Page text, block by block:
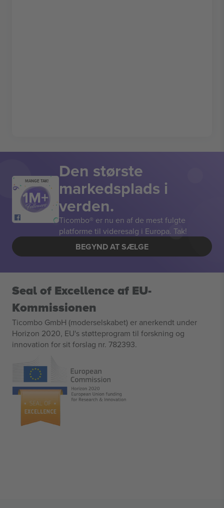
MANGE TAK! Den største
markedsplads i
verden.
Ticombo® er nu en af de mest fulgte
platforme til videresalg i Europa. Tak!
BEGYND AT SÆLGE
Seal of Excellence af EU-
Kommissionen
Ticombo GmbH (moderselskabet) er anerkendt under
Horizon 2020, EU's støtteprogram til forskning og
innovation for sit forslag nr. 782393.